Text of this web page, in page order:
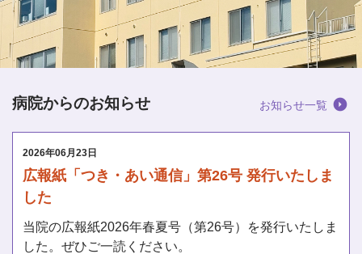
病院からのお知らせ お知らせ一覧
2026年06月23日
広報紙「つき・あい通信」第26号 発行いたしま
した
当院の広報紙2026年春夏号（第26号）を発行いたしま
した。ぜひご一読ください。